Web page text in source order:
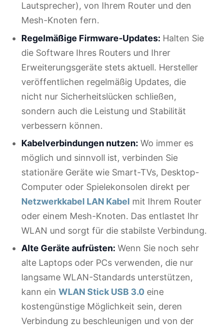
Lautsprecher), von Ihrem Router und den
Mesh-Knoten fern.
Regelmäßige Firmware-Updates: Halten Sie
die Software Ihres Routers und Ihrer
Erweiterungsgeräte stets aktuell. Hersteller
veröffentlichen regelmäßig Updates, die
nicht nur Sicherheitslücken schließen,
sondern auch die Leistung und Stabilität
verbessern können.
Kabelverbindungen nutzen: Wo immer es
möglich und sinnvoll ist, verbinden Sie
stationäre Geräte wie Smart-TVs, Desktop-
Computer oder Spielekonsolen direkt per
Netzwerkkabel LAN Kabel mit Ihrem Router
oder einem Mesh-Knoten. Das entlastet Ihr
WLAN und sorgt für die stabilste Verbindung.
Alte Geräte aufrüsten: Wenn Sie noch sehr
alte Laptops oder PCs verwenden, die nur
langsame WLAN-Standards unterstützen,
kann ein WLAN Stick USB 3.0 eine
kostengünstige Möglichkeit sein, deren
Verbindung zu beschleunigen und von der